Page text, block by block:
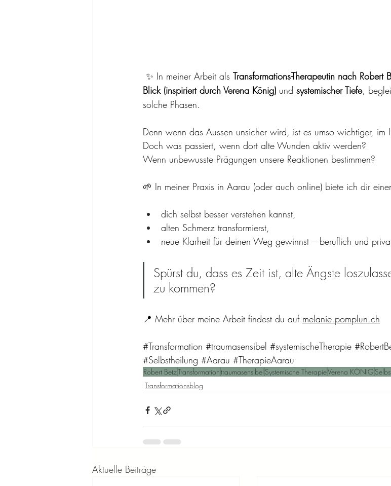
✨ In meiner Arbeit als Transformations-Therapeutin nach Robert
Blick (inspiriert durch Verena König) und systemischer Tiefe,
solche Phasen.
Denn wenn das Aussen unsicher wird, ist es umso wichtiger, im
Doch was passiert, wenn dort alte Wunden aktiv werden?
Wenn unbewusste Prägungen unsere Reaktionen bestimmen?
🌱 In meiner Praxis in Aarau (oder auch online) biete ich dir
dich selbst besser verstehen kannst,
alten Schmerz transformierst,
neue Klarheit für deinen Weg gewinnst – beruflich und
Spürst du, dass es Zeit ist, alte Ängste
zu kommen?
📍 Mehr über meine Arbeit findest du auf melanie.pomplun.ch
#Transformation #traumasensibel #systemischeTherapie
#Selbstheilung #Aarau #TherapieAarau
Robert BetzTransformationtraumasensibel Systemische TherapieVerena KÖNIG
Transformationsblog
Aktuelle Beiträge